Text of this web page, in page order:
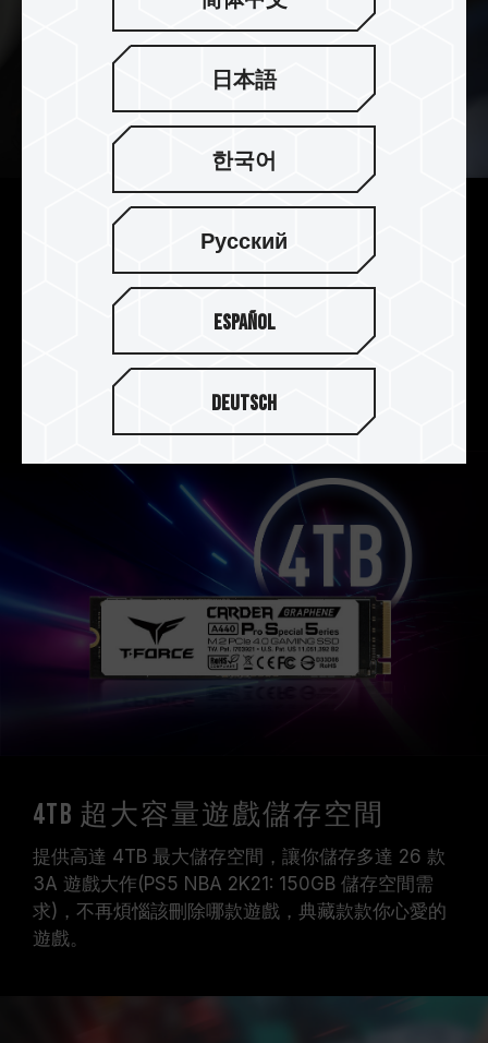
特仕白超薄石墨烯專利散熱片
安裝不干涉
採用特仕款白色超薄石墨烯專利散熱片，含散熱片
高度僅有 3.7mm 完全符合 PS5 不能超過 8mm 高
度的限制，讓你輕鬆安裝擴充儲存容量，干涉問題
4TB 超大容量遊戲儲存空間
提供高達 4TB 最大儲存空間，讓你儲存多達 26 款
3A 遊戲大作(PS5 NBA 2K21: 150GB 儲存空間需
求)，不再煩惱該刪除哪款遊戲，典藏款款你心愛的
遊戲。
日本語
한국어
Русский
Español
Deutsch